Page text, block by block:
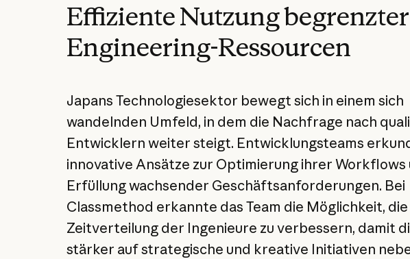
Effiziente Nutzung begrenzter
Engineering-Ressourcen
Japans Technologiesektor bewegt sich in einem sich
wandelnden Umfeld, in dem die Nachfrage nach
Entwicklern weiter steigt. Entwicklungsteams
innovative Ansätze zur Optimierung ihrer Workflows
Erfüllung wachsender Geschäftsanforderungen. Bei
Classmethod erkannte das Team die Möglichkeit, die
Zeitverteilung der Ingenieure zu verbessern, damit
stärker auf strategische und kreative Initiativen